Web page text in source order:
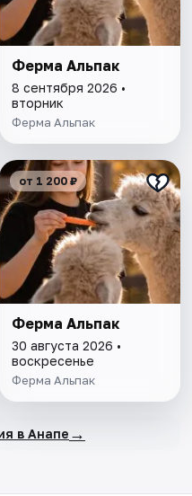
Ферма Альпак
8 сентября 2026 •
вторник
Ферма Альпак
от 1 200 ₽
Ферма Альпак
30 августа 2026 •
воскресенье
Ферма Альпак
в Анапе →